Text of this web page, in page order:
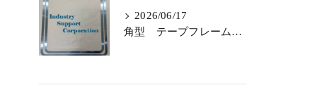
2026/06/17
角型 テープフレームのご依頼・ご相談 承っております